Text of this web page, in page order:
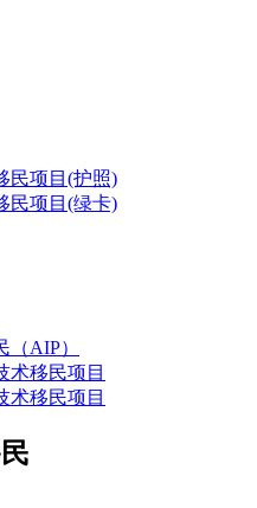
民项目(护照)
民项目(绿卡)
（AIP）
术移民项目
术移民项目